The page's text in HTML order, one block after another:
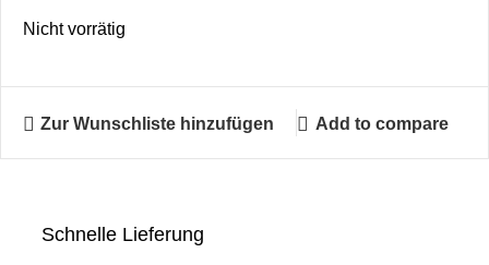
Nicht vorrätig
Zur Wunschliste hinzufügen Add to compare
Schnelle Lieferung